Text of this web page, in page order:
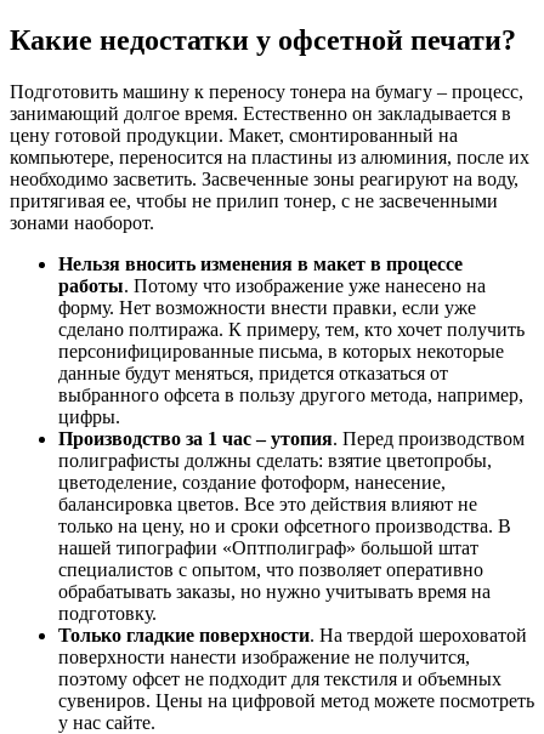
Какие недостатки у офсетной печати?
Подготовить машину к переносу тонера на бумагу – процесс,
занимающий долгое время. Естественно он закладывается в
цену готовой продукции. Макет, смонтированный на
компьютере, переносится на пластины из алюминия, после их
необходимо засветить. Засвеченные зоны реагируют на воду,
притягивая ее, чтобы не прилип тонер, с не засвеченными
зонами наоборот.
Нельзя вносить изменения в макет в процессе
работы. Потому что изображение уже нанесено на
форму. Нет возможности внести правки, если уже
сделано полтиража. К примеру, тем, кто хочет получить
персонифицированные письма, в которых некоторые
данные будут меняться, придется отказаться от
выбранного офсета в пользу другого метода, например,
цифры.
Производство за 1 час – утопия. Перед производством
полиграфисты должны сделать: взятие цветопробы,
цветоделение, создание фотоформ, нанесение,
балансировка цветов. Все это действия влияют не
только на цену, но и сроки офсетного производства. В
нашей типографии «Оптполиграф» большой штат
специалистов с опытом, что позволяет оперативно
обрабатывать заказы, но нужно учитывать время на
подготовку.
Только гладкие поверхности. На твердой шероховатой
поверхности нанести изображение не получится,
поэтому офсет не подходит для текстиля и объемных
сувениров. Цены на цифровой метод можете посмотреть
у нас сайте.